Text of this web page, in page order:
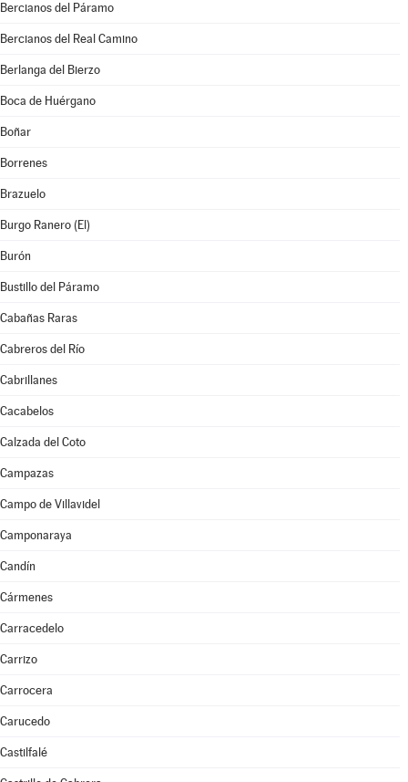
Bercianos del Páramo
Bercianos del Real Camino
Berlanga del Bierzo
Boca de Huérgano
Boñar
Borrenes
Brazuelo
Burgo Ranero (El)
Burón
Bustillo del Páramo
Cabañas Raras
Cabreros del Río
Cabrillanes
Cacabelos
Calzada del Coto
Campazas
Campo de Villavidel
Camponaraya
Candín
Cármenes
Carracedelo
Carrizo
Carrocera
Carucedo
Castilfalé